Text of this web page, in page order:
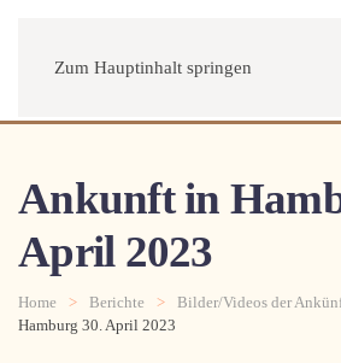
Zum Hauptinhalt springen
Menü
Ankunft in
April 2023
Home Berichte Bilder/Videos der
Hamburg 30. April 2023